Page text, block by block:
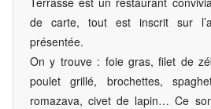
de carte, tout est inscrit sur
présentée.
On y trouve : foie gras, filet de
poulet grillé, brochettes,
romazava, civet de lapin… Ce